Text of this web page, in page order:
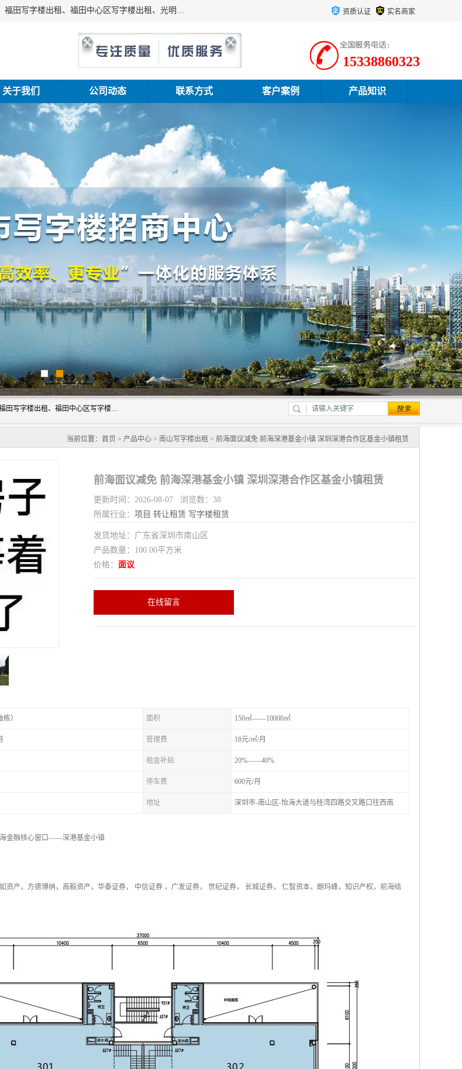
深圳鑫企通投资发展有限公司主营业务：宝安写字楼出租、车公庙写字楼出租、福田写字楼出租、福田中心区写字楼出租、光明写字楼出租、后海写字楼出租、科技园写字楼出租、南山写字楼出租等。公司专注为写字楼提供整体解决方案的化服务，依托于长期的写字楼线下运营经验和积累，以及丰富的互联网从业经验，拥有完善的服务架构体系、丰富的行业经验、与充分的销售资源。 资质认证 实名商家
15338860323
关于我们 公司动态 联系方式 客户案例 产品知识
深圳鑫企通投资发展有限公司主营业务：宝安写字楼出租、车公庙写字楼出租、福田写字楼出租、福田中心区写字楼出租、光明写字楼出租、后海写字楼出租、科技园写字楼出租、南山写字楼出租等。公司专注为写字楼提供整体解决方案的化服务，依托于长期的写字楼线下运营经验和积累，以及丰富的互联网从业经验，拥有完善的服务架构体系、丰富的行业经验、与充分的销售资源。
当前位置： 首页 > 产品中心 > 南山写字楼出租 > 前海面议减免 前海深港基金小镇 深圳深港合作区基金小镇租赁
前海面议减免 前海深港基金小镇 深圳深港合作区基金小镇租赁
更新时间：2026-08-07 浏览数：38
所属行业： 项目 转让租赁 写字楼租赁
发货地址：广东省深圳市南山区
产品数量：100.00平方米
价格： 面议
在线留言
） 面积 150㎡——10000㎡
管理费 18元/㎡/月
租金补贴 20%——40%
停车费 600元/月
地址 深圳市-南山区-怡海大道与桂湾四路交叉路口往西南
金融核心窗口——深港基金小镇
资产，方德博纳，高毅资产，华泰证券， 中信证券 ，广发证券， 世纪证券， 长城证券， 仁智资本，朗玛峰，知识产权，前海结